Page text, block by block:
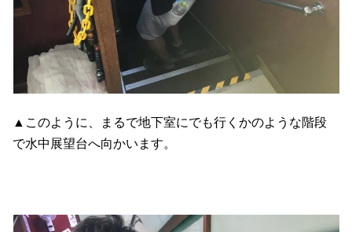
▲このように、まるで地下室にでも行くかのような階段
で水中展望台へ向かいます。